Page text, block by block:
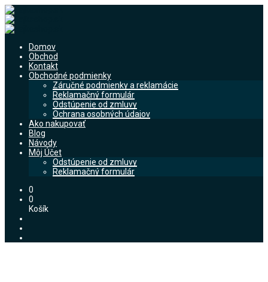
Domov
Obchod
Kontakt
Obchodné podmienky
Záručné podmienky a reklamácie
Reklamačný formulár
Odstúpenie od zmluvy
Ochrana osobných údajov
Ako nakupovať
Blog
Návody
Môj Účet
Odstúpenie od zmluvy
Reklamačný formulár
0
0
Košík